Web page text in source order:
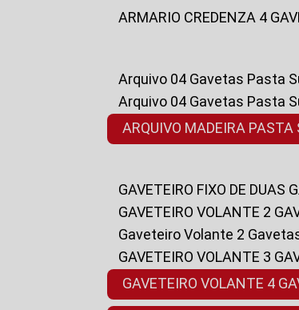
ARMARIO CREDENZA 4
Arquivo 04 Gavetas Pasta
Arquivo 04 Gavetas Pasta
ARQUIVO MADEIRA
GAVETEIRO FIXO DE DUAS
GAVETEIRO VOLANTE 2
Gaveteiro Volante 2
GAVETEIRO VOLANTE 3
GAVETEIRO VOLANTE 4